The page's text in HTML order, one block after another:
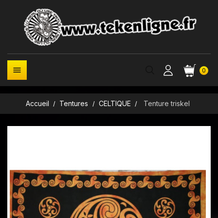
0

Accueil Tentures CELTIQUE Tenture triskel